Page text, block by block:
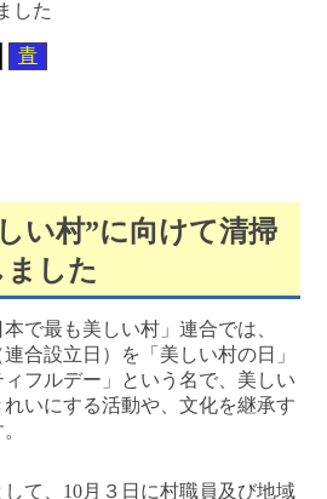
した
青
い村”に向けて清掃
した
で最も美しい村」連合では、
合設立日）を「美しい村の日」
フルデー」という名で、美しい
いにする活動や、文化を継承す
て、10月３日に村職員及び地域